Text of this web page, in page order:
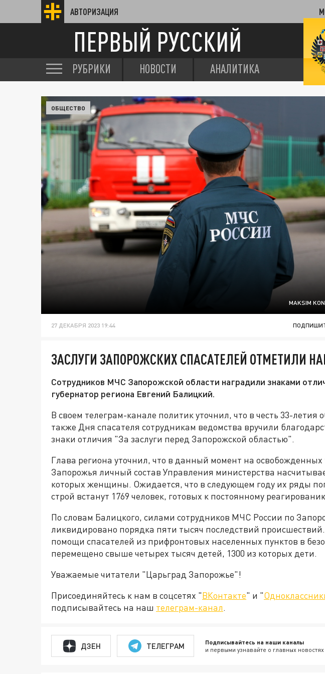
АВТОРИЗАЦИЯ
ПЕРВЫЙ РУССКИЙ
РУБРИКИ НОВОСТИ АНАЛИТИКА
MAKSIM
ОБЩЕСТВО
27 ДЕКАБРЯ 2023 19:44
ЗАСЛУГИ ЗАПОРОЖСКИХ СПАСАТЕЛЕЙ ОТМЕТИЛИ
Сотрудников МЧС Запорожской области наградили знаками
губернатор региона Евгений Балицкий.
В своем телеграм-канале политик уточнил, что в честь 33-
также Дня спасателя сотрудникам ведомства вручили
знаки отличия "За заслуги перед Запорожской областью".
Глава региона уточнил, что в данный момент на освобожденных
Запорожья личный состав Управления министерства
которых женщины. Ожидается, что в следующем году их ряды
строй встанут 1769 человек, готовых к постоянному
По словам Балицкого, силами сотрудников МЧС России по
ликвидировано порядка пяти тысяч последствий
помощи спасателей из прифронтовых населенных пунктов в
перемещено свыше четырех тысяч детей, 1300 из которых дети.
Уважаемые читатели "Царьград Запорожье"!
Присоединяйтесь к нам в соцсетях "ВКонтакте" и "
подписывайтесь на наш телеграм-канал.
ДЗЕН ТЕЛЕГРАМ Подписывайтесь на наши каналы
и первыми узнавайте о главных